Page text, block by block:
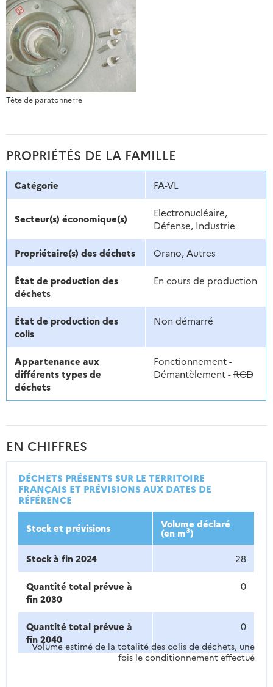
Tête de paratonnerre
PROPRIÉTÉS DE LA FAMILLE
Catégorie FA-VL
Secteur(s) économique(s)
Electronucléaire,
Défense, Industrie
Propriétaire(s) des déchets Orano, Autres
État de production des
déchets
En cours de production
État de production des
colis
Non démarré
Appartenance aux
différents types de
déchets
Fonctionnement -
Démantèlement -RCD
EN CHIFFRES
DÉCHETS PRÉSENTS SUR LE TERRITOIRE
FRANÇAIS ET PRÉVISIONS AUX DATES DE
RÉFÉRENCE
Stock et prévisions Volume déclaré
(en m3)
Stock à fin 2024
28
Quantité total prévue à
fin 2030
0
Quantité total prévue à
fin 2040
0
Volume estimé de la totalité des colis de déchets, une
fois le conditionnement effectué